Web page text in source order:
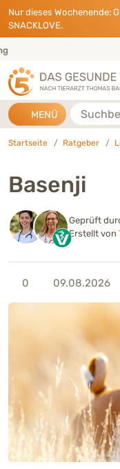
Direkt zu:
INHALT
HAUPTMENÜ
FOOTER
Nur dieses Wochenende:
SNACKLOVE.
Eigene
MENÜ Suche
Startseite Ratgeber
Basenji
Geprüft
Erstellt von
0 09.08.2026